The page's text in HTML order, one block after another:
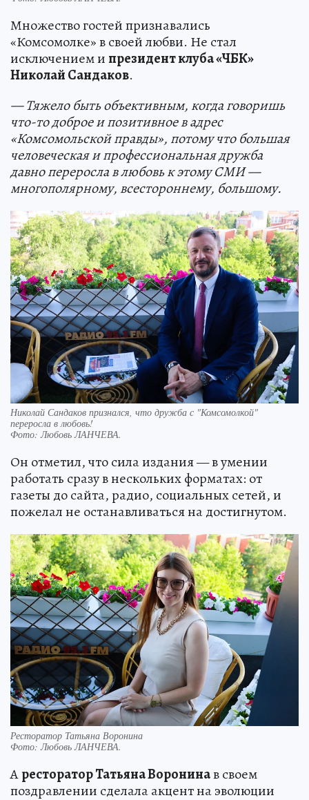
Множество гостей признавались
«Комсомолке» в своей любви. Не стал
исключением ипрезидент клуба «ЧБК»
Николай Сандаков.
— Тяжело быть объективным, когда говоришь
что-то доброе и позитивное в адрес
«Комсомольской правды», потому что большая
человеческая и профессиональная дружба
давно переросла в любовь к этому СМИ —
многополярному, всестороннему, большому.
Николай Сандаков признался, что дружба с "Комсомолкой"
переросла в любовь!
Фото:Любовь ЛАНЧЕВА.
Он отметил, что сила издания — в умении
работать сразу в нескольких форматах: от
газеты до сайта, радио, социальных сетей, и
пожелал не останавливаться на достигнутом.
Ресторатор Татьяна Воронина
Фото:Любовь ЛАНЧЕВА.
Аресторатор Татьяна Воронинав своем
поздравлении сделала акцент на эволюции